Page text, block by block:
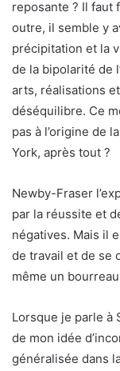
reposante ? Il faut
outre, il semble y
précipitation et la
de la bipolarité de
arts, réalisations
déséquilibre. Ce
pas à l’origine de
York, après tout ?
Newby-Fraser
par la réussite et
négatives. Mais il
de travail et de se
même un
Lorsque je parle à
de mon idée
généralisée dans